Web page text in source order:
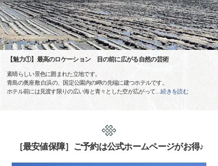
【魅力①】最高のロケーション 目の前に広がる自然の芸術
素晴らしい景色に囲まれた立地です。
青島の奥座敷 白浜の、国定公園内の岬の先端に建つホテルです。
ホテル前には見渡す限りの広い海と青々とした空が広がって…続きを読む
［最安値保障］ご予約は公式ホームページがお得♪